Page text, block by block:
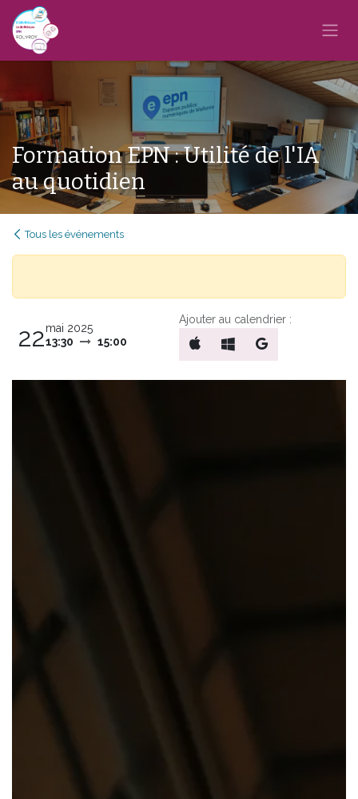
Se rendre au contenu
Formation EPN : Utilité de l'IA
au quotidien
Tous les événements
22mai 2025
13:30
15:00
Ajouter au calendrier :